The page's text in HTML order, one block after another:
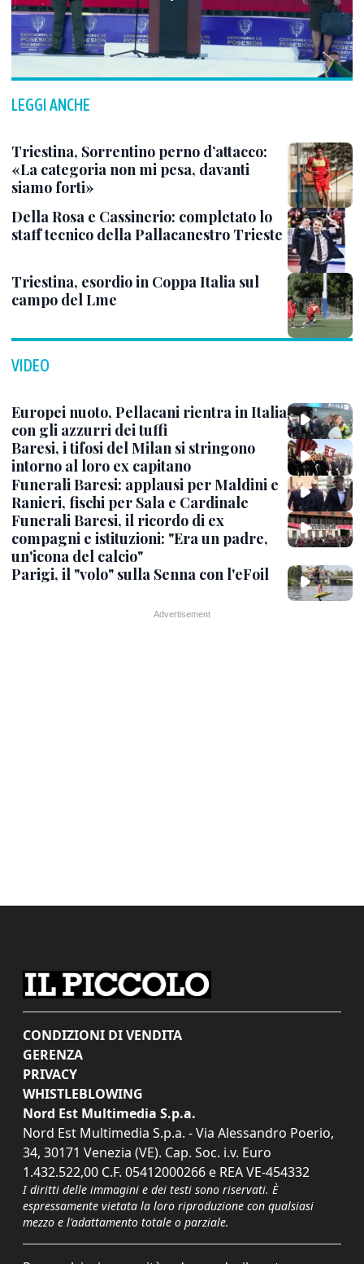
LEGGI ANCHE
Triestina, Sorrentino perno d’attacco:
«La categoria non mi pesa, davanti
siamo forti»
Della Rosa e Cassinerio: completato lo
staff tecnico della Pallacanestro Trieste
Triestina, esordio in Coppa Italia sul
campo del Lme
VIDEO
Europei nuoto, Pellacani rientra in Italia
con gli azzurri dei tuffi
Baresi, i tifosi del Milan si stringono
intorno al loro ex capitano
Funerali Baresi: applausi per Maldini e
Ranieri, fischi per Sala e Cardinale
Funerali Baresi, il ricordo di ex
compagni e istituzioni: "Era un padre,
un'icona del calcio"
Parigi, il "volo" sulla Senna con l'eFoil
CONDIZIONI DI VENDITA
GERENZA
PRIVACY
WHISTLEBLOWING
Nord Est Multimedia S.p.a.
Nord Est Multimedia S.p.a. - Via Alessandro Poerio,
34, 30171 Venezia (VE). Cap. Soc. i.v. Euro
1.432.522,00 C.F. 05412000266 e REA VE-454332
I diritti delle immagini e dei testi sono riservati. È
espressamente vietata la loro riproduzione con qualsiasi
mezzo e l'adattamento totale o parziale.